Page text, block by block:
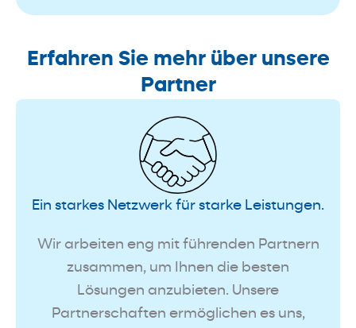
Erfahren Sie mehr über unsere
Partner
Ein starkes Netzwerk für starke Leistungen.
Wir arbeiten eng mit führenden Partnern
zusammen, um Ihnen die besten
Lösungen anzubieten. Unsere
Partnerschaften ermöglichen es uns,